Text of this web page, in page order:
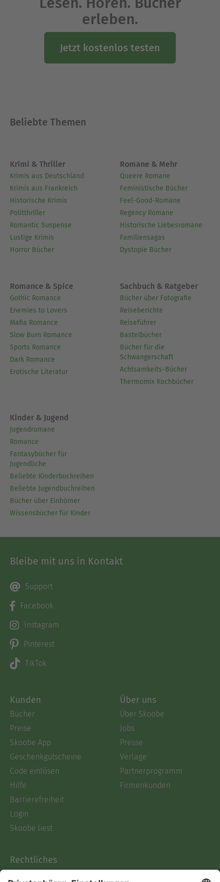
sozialem Status und persönlicher Vergangenheit.
Ausblenden
erleben.
Jetzt kostenlos testen
Beliebte Themen
Krimi & Thriller
Krimis aus Deutschland
Krimis aus Frankreich
Historische Krimis
Politthriller
Romantic Suspense
Lustige Krimis
Horror Bücher
Romane & Mehr
Queere Romane
Feministische Bücher
Feel-Good-Romane
Regency Romane
Historische Liebesromane
Familiensagas
Dystopie Bücher
Romance & Spice
Gothic Romance
Enemies to Lovers
Mafia Romance
Slow Burn Romance
Sports Romance
Dark Romance
Erotische Literatur
Sachbuch & Ratgeber
Bücher über Fotografie
Reiseberichte
Reiseführer
Bastelbücher
Bücher für die
Schwangerschaft
Achtsamkeits-Bücher
Thermomix Kochbücher
Kinder & Jugend
Jugendromane
Romance
Fantasybücher für
Jugendliche
Beliebte Kinderbuchreihen
Beliebte Jugendbuchreihen
Bücher über Einhörner
Wissensbücher für Kinder
Bleibe mit uns in Kontakt
Support
Facebook
Instagram
Pinterest
TikTok
Kunden
Bücher
Preise
Skoobe App
Geschenkgutscheine
Code einlösen
Hilfe
Barrierefreiheit
Login
Skoobe liest
Über uns
Über Skoobe
Jobs
Presse
Verlage
Partnerprogramm
Firmenkunden
Rechtliches